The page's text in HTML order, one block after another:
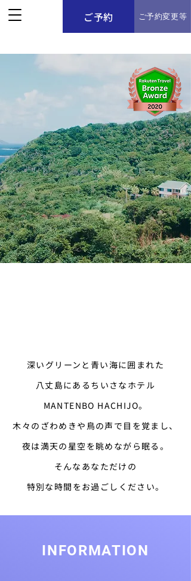
ご予約 ご予約変更等
深いグリーンと青い海に囲まれた
八丈島にあるちいさなホテル
MANTENBO HACHIJO。
木々のざわめきや鳥の声で目を覚まし、
夜は満天の星空を眺めながら眠る。
そんなあなただけの
特別な時間をお過ごしください。
INFORMATION